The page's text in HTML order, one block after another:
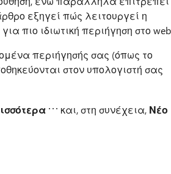
εξηγεί πώς λειτουργεί η
πιο ιδιωτική περιήγηση στο
περιήγησής σας (όπως το
στον υπολογιστή σας
και, στη συνέχεια, Νέο